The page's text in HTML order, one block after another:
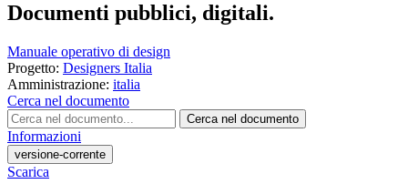
Documenti pubblici, digitali.
Manuale operativo di design
Progetto: Designers Italia
Amministrazione: italia
Cerca nel documento
Cerca nel documento
Informazioni
versione-corrente
Scarica